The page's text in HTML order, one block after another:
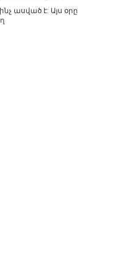
ասված է: Այս օրը